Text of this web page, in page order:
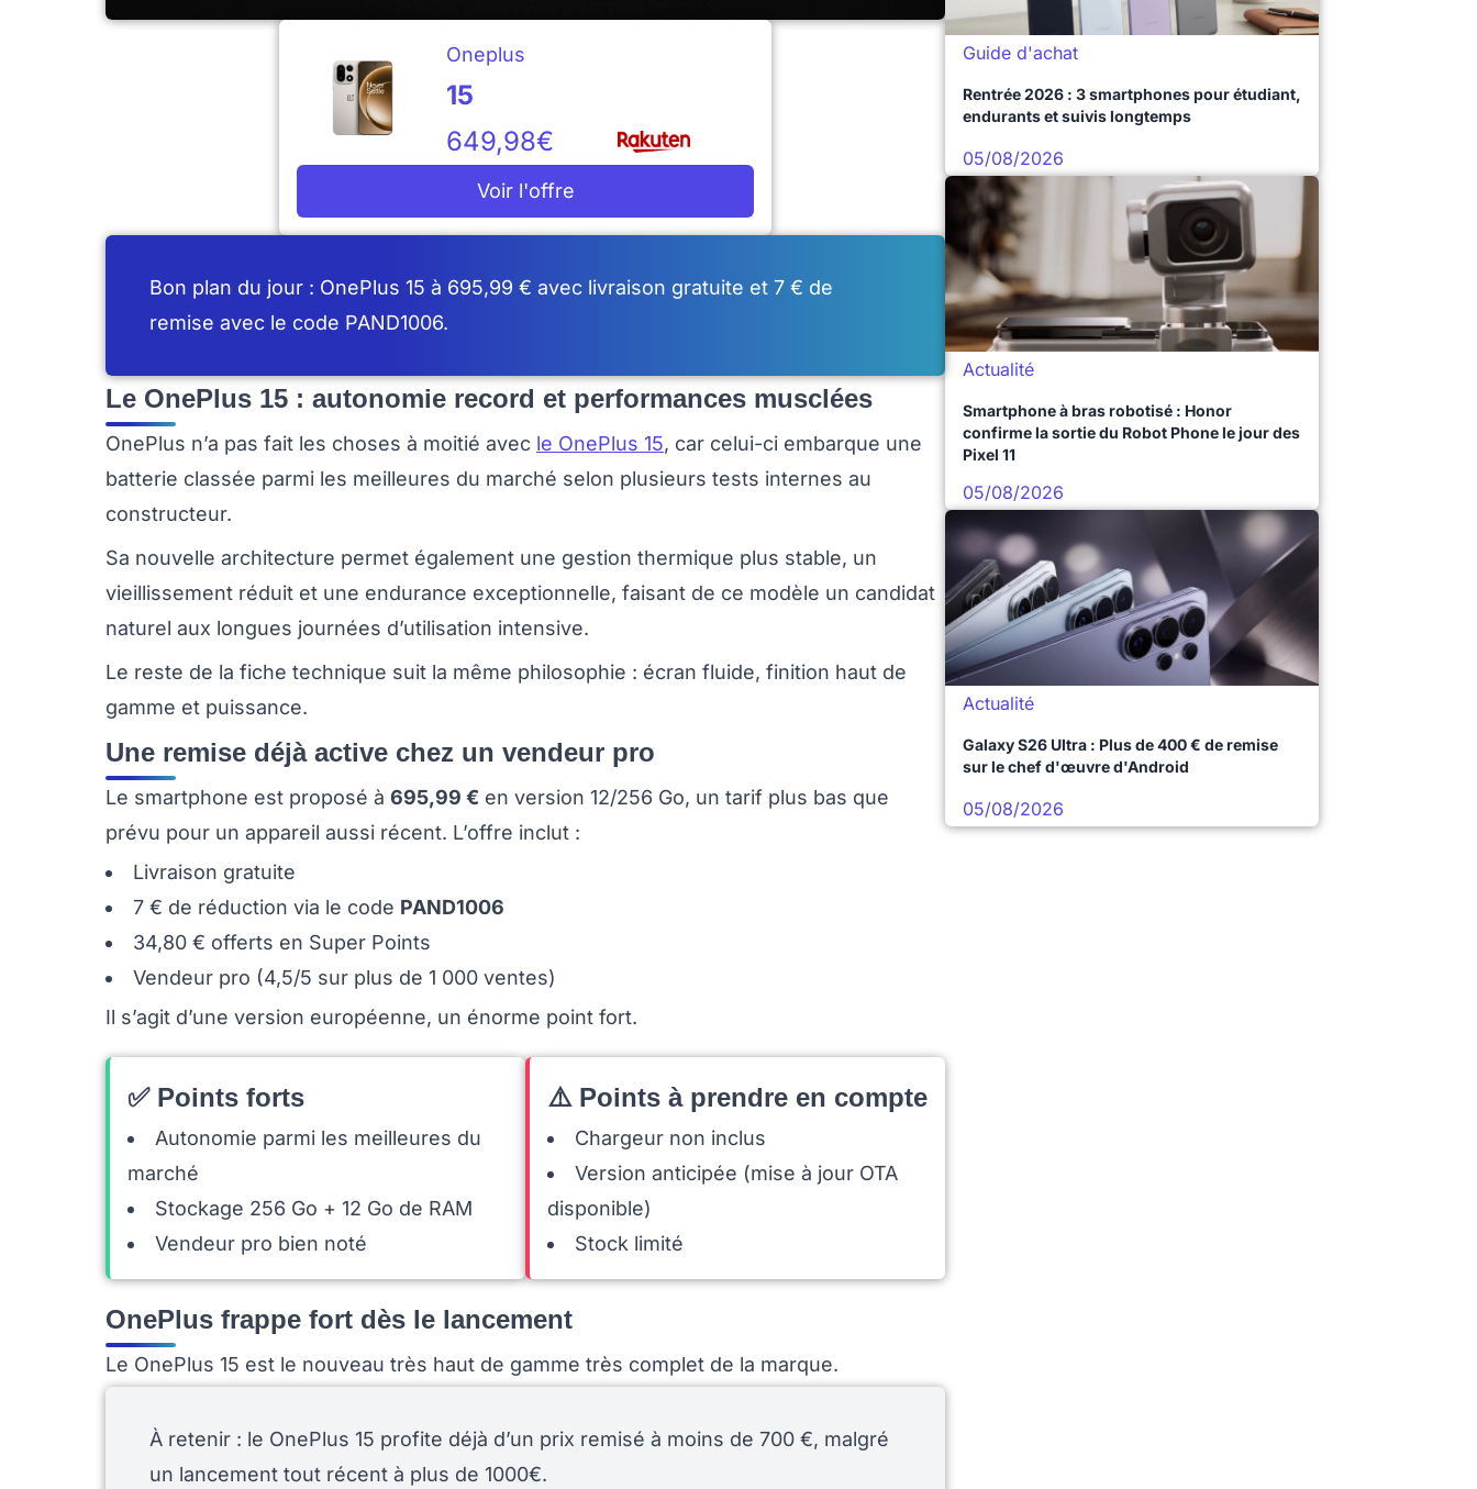
Oneplus
15
649,98€
Voir l'offre
Bon plan du jour : OnePlus 15 à 695,99 € avec livraison gratuite et 7 € de
remise avec le code PAND1006.
Le OnePlus 15 : autonomie record et performances musclées
OnePlus n’a pas fait les choses à moitié avec le OnePlus 15, car celui-ci embarque une
batterie classée parmi les meilleures du marché selon plusieurs tests internes au
constructeur.
Sa nouvelle architecture permet également une gestion thermique plus stable, un
vieillissement réduit et une endurance exceptionnelle, faisant de ce modèle un candidat
naturel aux longues journées d’utilisation intensive.
Le reste de la fiche technique suit la même philosophie : écran fluide, finition haut de
gamme et puissance.
Une remise déjà active chez un vendeur pro
Le smartphone est proposé à 695,99 € en version 12/256 Go, un tarif plus bas que
prévu pour un appareil aussi récent. L’offre inclut :
Livraison gratuite
7 € de réduction via le code PAND1006
34,80 € offerts en Super Points
Vendeur pro (4,5/5 sur plus de 1 000 ventes)
Il s’agit d’une version européenne, un énorme point fort.
✅ Points forts
Autonomie parmi les meilleures du
marché
Stockage 256 Go + 12 Go de RAM
Vendeur pro bien noté
⚠️ Points à prendre en compte
Chargeur non inclus
Version anticipée (mise à jour OTA
disponible)
Stock limité
OnePlus frappe fort dès le lancement
Le OnePlus 15 est le nouveau très haut de gamme très complet de la marque.
À retenir : le OnePlus 15 profite déjà d’un prix remisé à moins de 700 €, malgré
un lancement tout récent à plus de 1000€.
Guide d'achat
Rentrée 2026 : 3 smartphones pour étudiant,
endurants et suivis longtemps
05/08/2026
Actualité
Smartphone à bras robotisé : Honor
confirme la sortie du Robot Phone le jour des
Pixel 11
05/08/2026
Actualité
Galaxy S26 Ultra : Plus de 400 € de remise
sur le chef d'œuvre d'Android
05/08/2026